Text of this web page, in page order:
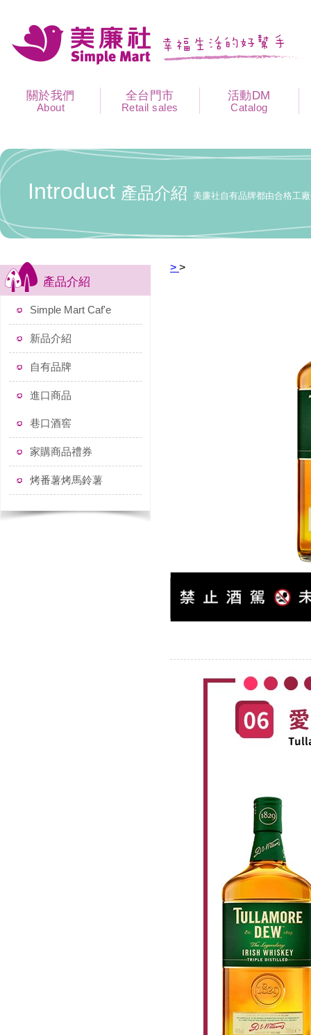
關於我們
About
全台門市
Retail sales
活動DM
Catalog
Introduct 產品介紹 美廉社自有品牌都由合格工
產品介紹
Simple Mart Caf'e
新品介紹
自有品牌
進口商品
巷口酒窖
家購商品禮券
烤番薯烤馬鈴薯
> >